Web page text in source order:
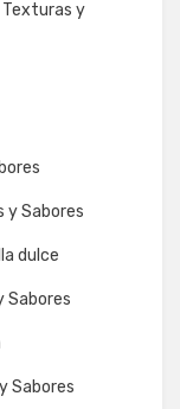
Texturas y
y Sabores
dulce
Sabores
Sabores